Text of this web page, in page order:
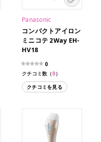
Panasonic
コンパクトアイロン
ミニコテ 2Way EH-
HV18
0
クチコミ数（0）
クチコミを見る